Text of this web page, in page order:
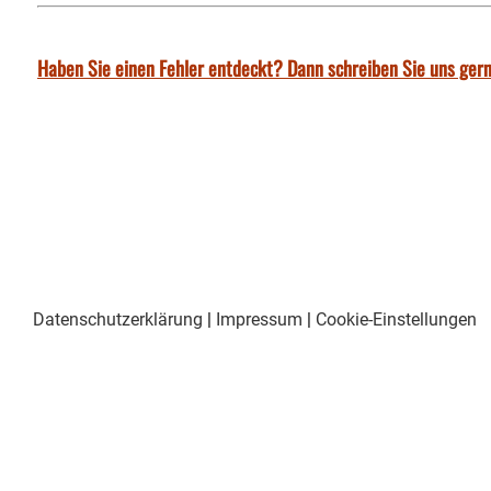
Haben Sie einen Fehler entdeckt? Dann schreiben Sie uns
Datenschutzerklärung | Impressum | Cookie-Einstellungen